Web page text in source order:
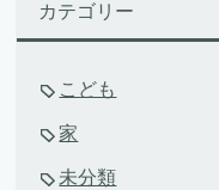
カテゴリー
こども
家
未分類